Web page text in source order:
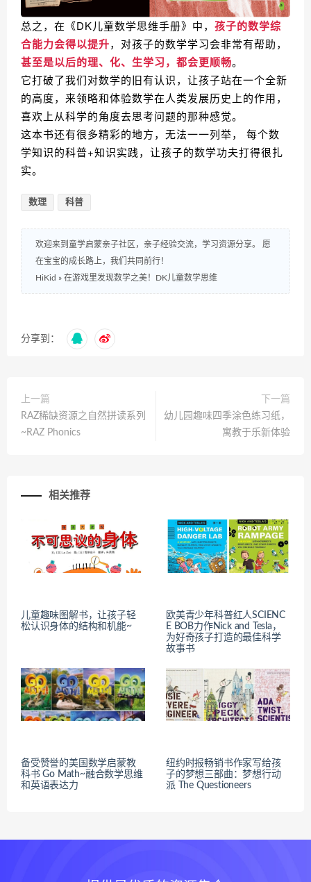
总之，在《DK儿童数学思维手册》中， 孩子的数学综
合能力会得以提升，对孩子的数学学习会非常有帮助，
甚至是以后的理、化、生学习，都会更顺畅。
它打破了我们对数学的旧有认识，让孩子站在一个全新
的高度，来领略和体验数学在人类发展历史上的作用，
喜欢上从科学的角度去思考问题的那种感觉。
这本书还有很多精彩的地方，无法一一列举， 每个数
学知识的科普+知识实践，让孩子的数学功夫打得很扎
实。
数理 科普
欢迎来到童学启蒙亲子社区，亲子经验交流，学习资源分享。 愿
在宝宝的成长路上，我们共同前行！
HiKid » 在游戏里发现数学之美！DK儿童数学思维
分享到：
上一篇
RAZ稀缺资源之自然拼读系列
~RAZ Phonics
下一篇
幼儿园趣味四季涂色练习纸，
寓教于乐新体验
相关推荐
儿童趣味图解书，让孩子轻
松认识身体的结构和机能~
欧美青少年科普红人SCIENC
E BOB力作Nick and Tesla，
为好奇孩子打造的最佳科学
故事书
备受赞誉的美国数学启蒙教
科书 Go Math~融合数学思维
和英语表达力
纽约时报畅销书作家写给孩
子的梦想三部曲：梦想行动
派 The Questioneers